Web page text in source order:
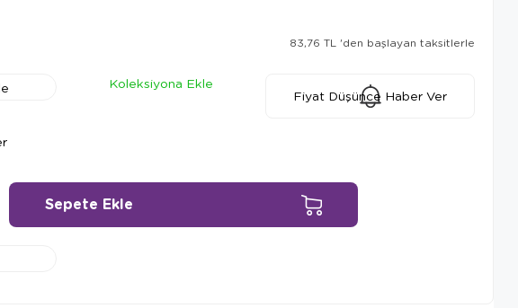
83,76 TL 'den başlayan taksitlerle
Koleksiyona Ekle
Fiyat Düşünce Haber Ver